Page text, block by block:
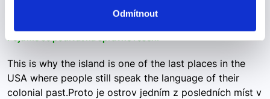
Odmítnout
This is why the island is one of the last places in the
USA where people still speak the language of their
colonial past.Proto je ostrov jedním z posledních míst v